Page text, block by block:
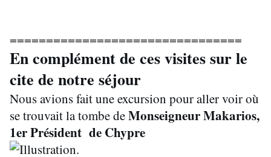
================================
En complément de ces visites sur le
cite de notre séjour
Nous avions fait une excursion pour aller voir où
se trouvait la tombe deMonseigneur Makarios,
1er Président de Chypre